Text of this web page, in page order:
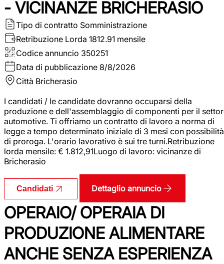
- VICINANZE BRICHERASIO
Tipo di contratto Somministrazione
Retribuzione Lorda 1812.91 mensile
Codice annuncio 350251
Data di pubblicazione 8/8/2026
Città Bricherasio
I candidati / le candidate dovranno occuparsi della
produzione e dell'assemblaggio di componenti per il
automotive. Ti offriamo un contratto di lavoro a norma di
legge a tempo determinato iniziale di 3 mesi con possibilità
di proroga. L'orario lavorativo è sui tre turni.Retribuzione
lorda mensile: € 1.812,91Luogo di lavoro: vicinanze di
Bricherasio
Candidati Dettaglio annuncio
OPERAIO/ OPERAIA DI
PRODUZIONE ALIMENTARE
ANCHE SENZA ESPERIENZA